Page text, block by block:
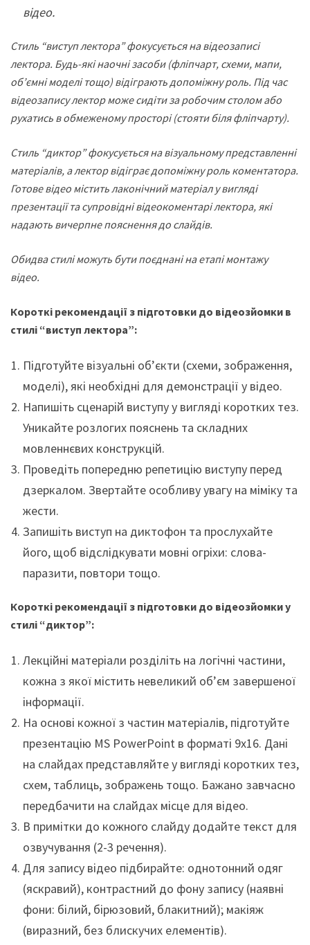
відео.
Стиль “виступ лектора” фокусується на відеозаписі
лектора. Будь-які наочні засоби (фліпчарт, схеми, мапи,
об’ємні моделі тощо) відіграють допоміжну роль. Під час
відеозапису лектор може сидіти за робочим столом або
рухатись в обмеженому просторі (стояти біля фліпчарту).
Стиль “диктор” фокусується на візуальному представленні
матеріалів, а лектор відіграє допоміжну роль коментатора.
Готове відео містить лаконічний матеріал у вигляді
презентації та супровідні відеокоментарі лектора, які
надають вичерпне пояснення до слайдів.
Обидва стилі можуть бути поєднані на етапі монтажу
відео.
Короткі рекомендації з підготовки до відеозйомки в
стилі “виступ лектора”:
Підготуйте візуальні об’єкти (схеми, зображення,
моделі), які необхідні для демонстрації у відео.
Напишіть сценарій виступу у вигляді коротких тез.
Уникайте розлогих пояснень та складних
мовленнєвих конструкцій.
Проведіть попередню репетицію виступу перед
дзеркалом. Звертайте особливу увагу на міміку та
жести.
Запишіть виступ на диктофон та прослухайте
його, щоб відслідкувати мовні огріхи: слова-
паразити, повтори тощо.
Короткі рекомендації з підготовки до відеозйомки у
стилі “диктор”:
Лекційні матеріали розділіть на логічні частини,
кожна з якої містить невеликий об’єм завершеної
інформації.
На основі кожної з частин матеріалів, підготуйте
презентацію MS PowerPoint в форматі 9х16. Дані
на слайдах представляйте у вигляді коротких тез,
схем, таблиць, зображень тощо. Бажано завчасно
передбачити на слайдах місце для відео.
В примітки до кожного слайду додайте текст для
озвучування (2-3 речення).
Для запису відео підбирайте: однотонний одяг
(яскравий), контрастний до фону запису (наявні
фони: білий, бірюзовий, блакитний); макіяж
(виразний, без блискучих елементів).